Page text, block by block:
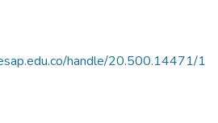
handle/20.500.14471/1